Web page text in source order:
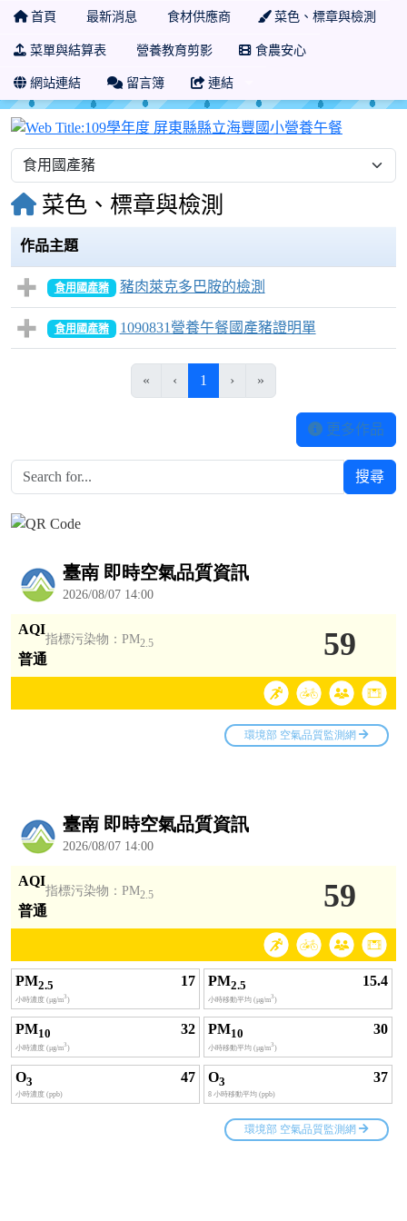
首頁 最新消息 食材供應商 菜色、標章與檢測
菜單與結算表 營養教育剪影 食農安心
網站連結 留言簿 連結
109學年
菜色、標章與檢測
作品主題
食用國產豬 豬肉萊克多巴胺的檢測
食用國產豬 1090831營養午餐國產豬證明單
« ‹ 1 (目前頁次)
› »
更多作品
搜尋